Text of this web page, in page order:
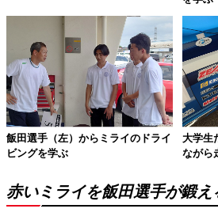
飯田選手（左）からミライのドライ
ビングを学ぶ
大学生
ながら
赤いミライを飯田選手が鍛え